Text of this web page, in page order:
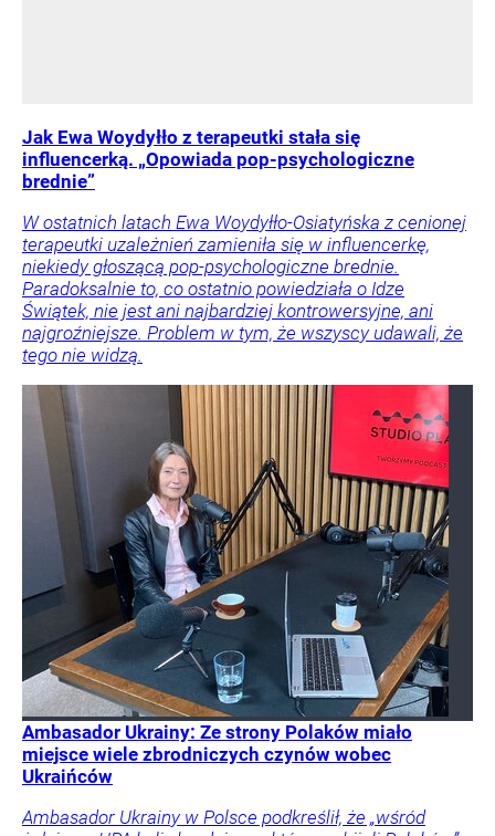
Jak Ewa Woydyłło z terapeutki stała się
influencerką. „Opowiada pop-psychologiczne
brednie”
W ostatnich latach Ewa Woydyłło-Osiatyńska z cenionej
terapeutki uzależnień zamieniła się w influencerkę,
niekiedy głoszącą pop-psychologiczne brednie.
Paradoksalnie to, co ostatnio powiedziała o Idze
Świątek, nie jest ani najbardziej kontrowersyjne, ani
najgroźniejsze. Problem w tym, że wszyscy udawali, że
tego nie widzą.
Ambasador Ukrainy: Ze strony Polaków miało
miejsce wiele zbrodniczych czynów wobec
Ukraińców
Ambasador Ukrainy w Polsce podkreślił, że „wśród